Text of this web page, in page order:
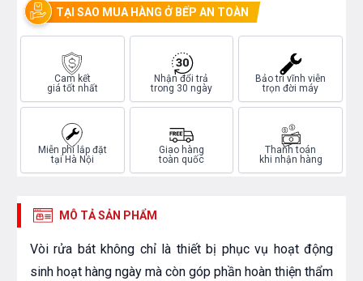
TẠI SAO MUA HÀNG Ở BẾP AN TOÀN
Cam kết
giá tốt nhất
Nhận đổi trả
trong 30 ngày
Bảo trì vĩnh viễn
trọn đời máy
Miễn phí lắp đặt
tại Hà Nội
Giao hàng
toàn quốc
Thanh toán
khi nhận hàng
MÔ TẢ SẢN PHẨM
Vòi rửa bát không chỉ là thiết bị phục vụ hoạt động
sinh hoạt hàng ngày mà còn góp phần hoàn thiện thẩm